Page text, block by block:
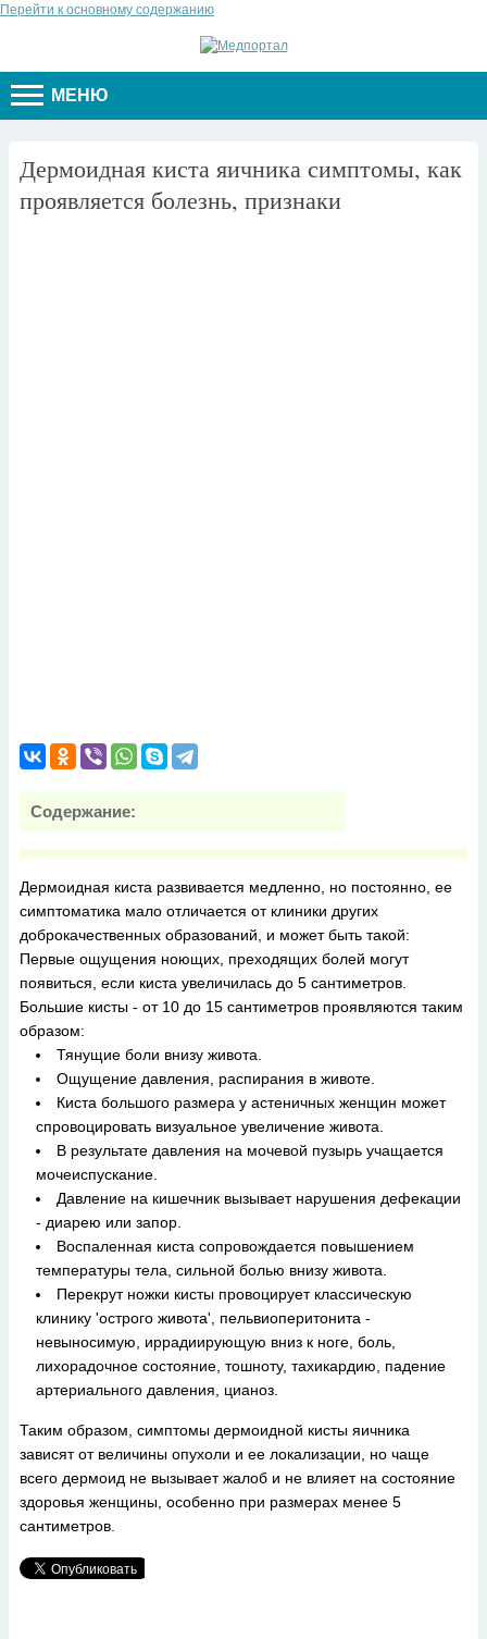
Перейти к основному содержанию
МЕНЮ
Дермоидная киста яичника симптомы, как
проявляется болезнь, признаки
Содержание:
Дермоидная киста развивается медленно, но постоянно, ее
симптоматика мало отличается от клиники других
доброкачественных образований, и может быть такой:
Первые ощущения ноющих, преходящих болей могут
появиться, если киста увеличилась до 5 сантиметров.
Большие кисты - от 10 до 15 сантиметров проявляются таким
образом:
Тянущие боли внизу живота.
Ощущение давления, распирания в животе.
Киста большого размера у астеничных женщин может
спровоцировать визуальное увеличение живота.
В результате давления на мочевой пузырь учащается
мочеиспускание.
Давление на кишечник вызывает нарушения дефекации
- диарею или запор.
Воспаленная киста сопровождается повышением
температуры тела, сильной болью внизу живота.
Перекрут ножки кисты провоцирует классическую
клинику 'острого живота', пельвиоперитонита -
невыносимую, иррадиирующую вниз к ноге, боль,
лихорадочное состояние, тошноту, тахикардию, падение
артериального давления, цианоз.
Таким образом, симптомы дермоидной кисты яичника
зависят от величины опухоли и ее локализации, но чаще
всего дермоид не вызывает жалоб и не влияет на состояние
здоровья женщины, особенно при размерах менее 5
сантиметров.